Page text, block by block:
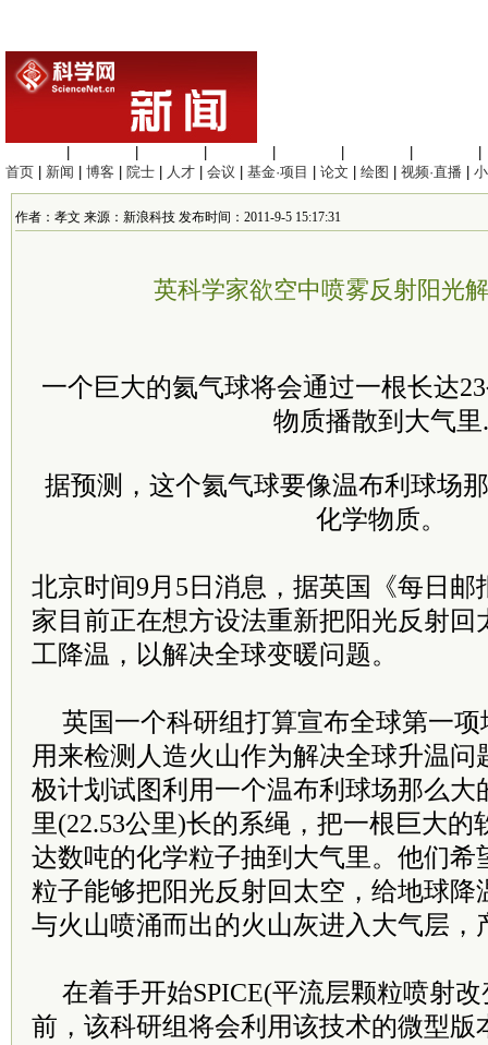
首页
新闻 博客 院士 人才 会议 基金·项目 论文 绘图 视频·直播
作者：孝文 来源：新浪科技 发布时间：2011-9-5 15:17:31
英科学家欲空中喷雾反射阳光
一个巨大的氦气球将会通过一根长达
物质播散到大气里.
据预测，这个氦气球要像温布利球场
化学物质。
北京时间9月5日消息，据英国《每日邮
家目前正在想方设法重新把阳光反射回
工降温，以解决全球变暖问题。
英国一个科研组打算宣布全球第一
用来检测人造火山作为解决全球升温问
极计划试图利用一个温布利球场那么大
里(22.53公里)长的系绳，把一根巨大的
达数吨的化学粒子抽到大气里。他们希
粒子能够把阳光反射回太空，给地球降
与火山喷涌而出的火山灰进入大气层，
在着手开始SPICE(平流层颗粒喷射
前，该科研组将会利用该技术的微型版